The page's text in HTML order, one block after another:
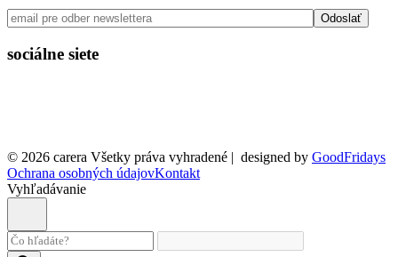
sociálne siete
© 2026 carera Všetky práva vyhradené | designed by GoodFridays
Ochrana osobných údajovKontakt
Vyhľadávanie